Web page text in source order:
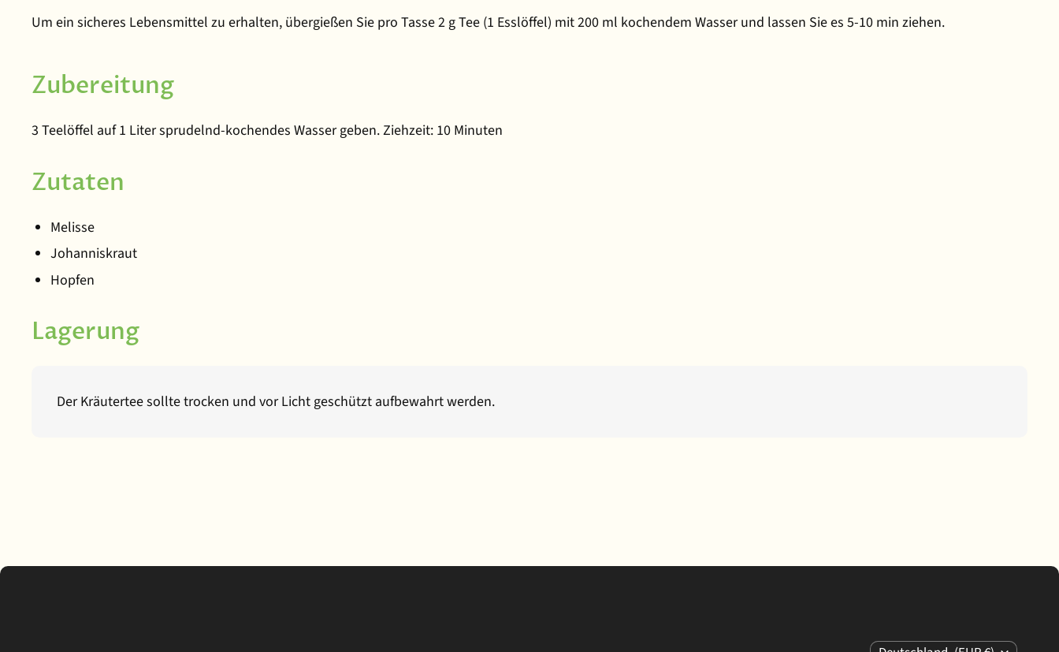
Um ein sicheres Lebensmittel zu erhalten, übergießen Sie pro Tasse 2 g Tee (1 Esslöffel) mit 200 ml kochendem Wasser und lassen Sie es 5-10 min ziehen.
Zubereitung
3 Teelöffel auf 1 Liter sprudelnd-kochendes Wasser geben. Ziehzeit: 10 Minuten
Zutaten
Melisse
Johanniskraut
Hopfen
Lagerung
Der Kräutertee sollte trocken und vor Licht geschützt aufbewahrt werden.